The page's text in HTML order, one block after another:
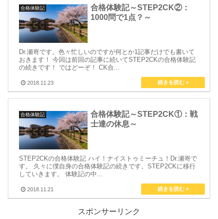
合格体験記
合格体験記～STEP2CK②：
1000問で1点？～
Dr.瀬嵜です。色々忙しいのですが何とか1記事だけでも書いて
おきます！ 今回は前回の記事に続いてSTEP2CKの合格体験記
の続きです！ ではどーぞ！ CK合...
2018.11.23
合格体験記
合格体験記～STEP2CK①：戦
士達の休息～
STEP2CKの合格体験記 ハイ！ナイストゥミーチュ！Dr.瀬嵜で
す。 久々に僕自身の合格体験記の続きです。STEP2CKに移行
していきます。 体験記の中...
2018.11.21
スポンサーリンク